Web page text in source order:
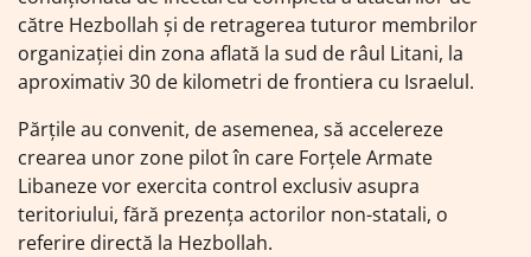
către Hezbollah și de retragerea tuturor membrilor
organizației din zona aflată la sud de râul Litani, la
aproximativ 30 de kilometri de frontiera cu Israelul.
Părțile au convenit, de asemenea, să accelereze
crearea unor zone pilot în care Forțele Armate
Libaneze vor exercita control exclusiv asupra
teritoriului, fără prezența actorilor non-statali, o
referire directă la Hezbollah.